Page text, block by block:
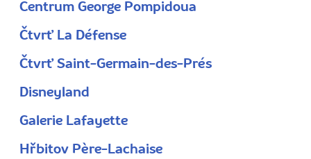
Centrum George Pompidoua
Čtvrť La Défense
Čtvrť Saint-Germain-des-Prés
Disneyland
Galerie Lafayette
Hřbitov Père-Lachaise